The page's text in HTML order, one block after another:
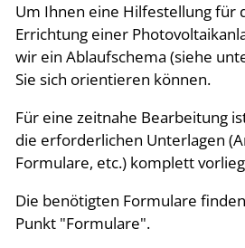
Um Ihnen eine Hilfestellung für
Errichtung einer
wir ein Ablaufschema (siehe
Sie sich orientieren können.
Für eine zeitnahe Bearbeitung
die erforderlichen Unterlagen
Formulare, etc.) komplett
Die benötigten Formulare
Punkt "Formulare".